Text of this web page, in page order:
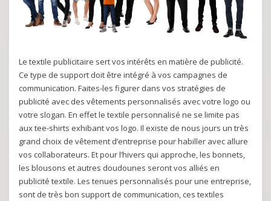
Le textile publicitaire sert vos intérêts en matière de publicité.
Ce type de support doit être intégré à vos campagnes de
communication. Faites-les figurer dans vos stratégies de
publicité avec des vêtements personnalisés avec votre logo ou
votre slogan. En effet le textile personnalisé ne se limite pas
aux tee-shirts exhibant vos logo. Il existe de nous jours un très
grand choix de vêtement d’entreprise pour habiller avec allure
vos collaborateurs. Et pour l’hivers qui approche, les bonnets,
les blousons et autres doudounes seront vos alliés en
publicité textile. Les tenues personnalisés pour une entreprise,
sont de très bon support de communication, ces textiles